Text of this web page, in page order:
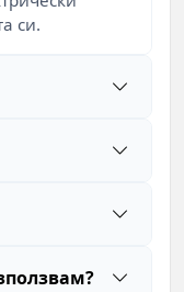
си.